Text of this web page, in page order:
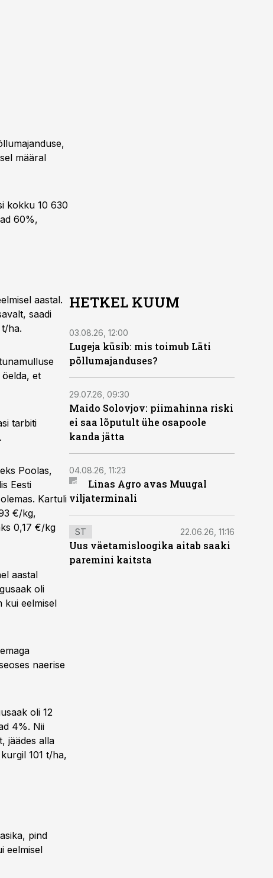
määral
kokku 10 630
60%,
aastal.
saadi
ha.
et
tarbiti
Poolas,
Eesti
Kartuli
€/kg,
0,17 €/kg
aastal
oli
kui eelmisel
naerise
oli 12
4%. Nii
jäädes alla
101 t/ha,
HETKEL KUUM
03.08.26, 12:00
Lugeja küsib: mis toimub Läti
põllumajanduses?
29.07.26, 09:30
Maido Solovjov: piimahinna riski
ei saa lõputult ühe osapoole
kanda jätta
04.08.26, 11:23
Linas Agro avas Muugal
viljaterminali
ST 22.06.26, 11:16
Uus väetamisloogika aitab saaki
paremini kaitsta
pind
eelmisel